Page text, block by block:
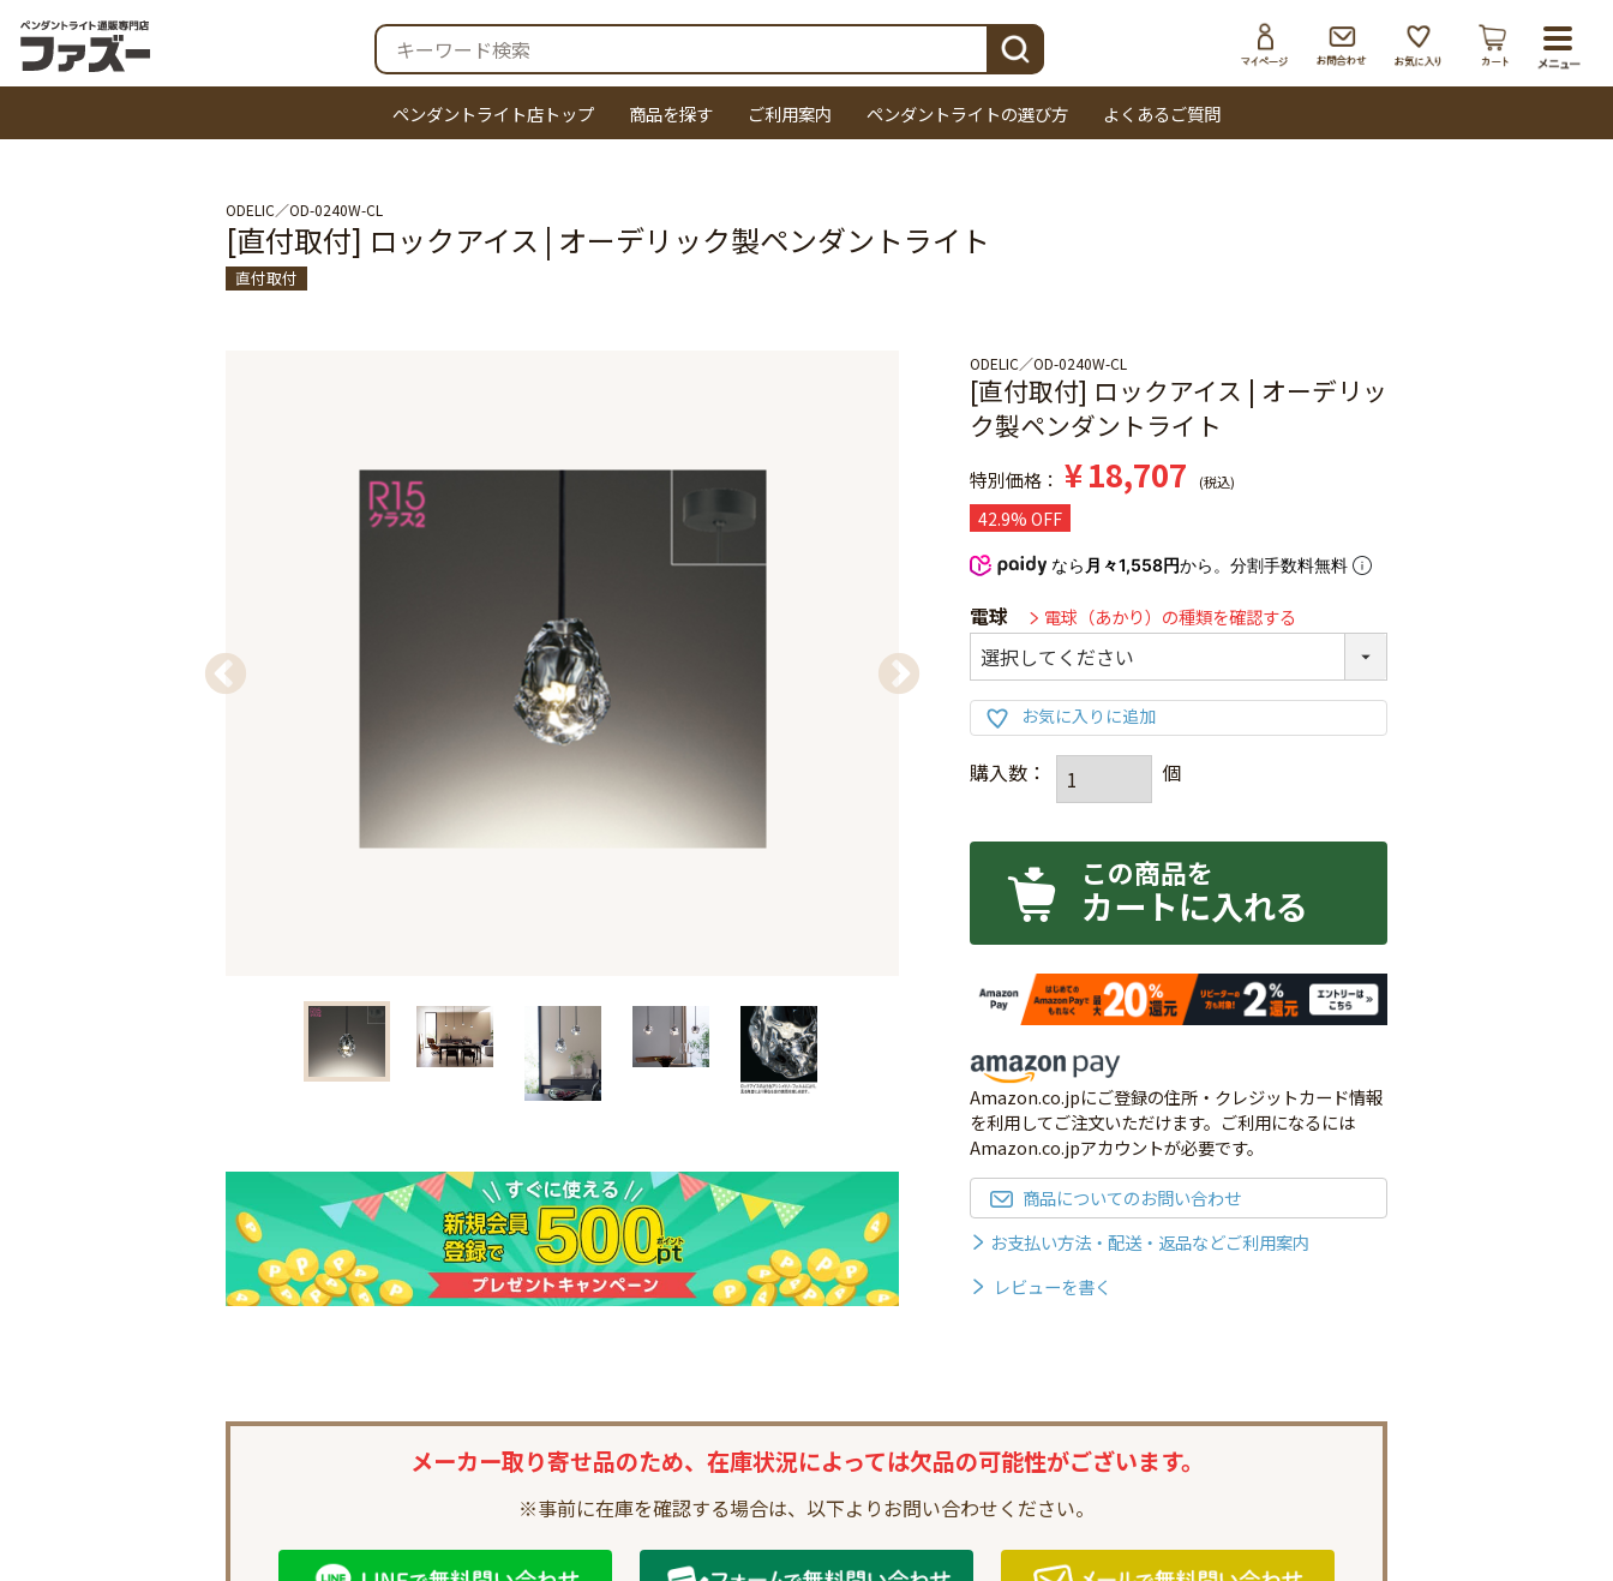
検索
ペンダントライト店トップ 商品を探す ご利用案内 ペンダントライトの選び方 よくあるご質問
ODELIC OD-0240W-CL
[直付取付] ロックアイス | オーデリック製ペンダントライト
直付取付
ODELIC OD-0240W-CL
[直付取付] ロックアイス | オーデリッ
ク製ペンダントライト
特別価格 ¥18,707 税込
42.9% OFF
なら 月々1,558円から。分割手数料無料
電球 電球（あかり）の種類を確認する
カートに入れる
Amazon.co.jpにご登録の住所・クレジットカード情報
を利用してご注文いただけます。ご利用になるには
Amazon.co.jpアカウントが必要です。
商品についてのお問い合わせ
お支払い方法・配送・返品などご利用案内
レビューを書く
メーカー取り寄せ品のため、 在庫状況によっては欠品の可能性がございます。
※事前に在庫を確認する場合は、 以下よりお問い合わせください。